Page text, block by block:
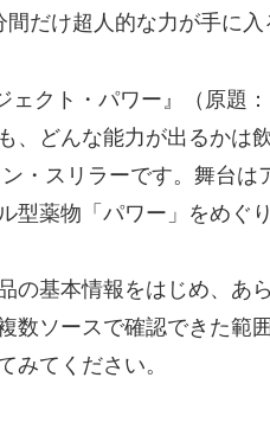
間だけ超人的な力が手に
ェクト・パワー』（原題
、どんな能力が出るかは
・スリラーです。舞台
型薬物「パワー」をめぐ
の基本情報をはじめ、あ
数ソースで確認できた範
みてください。